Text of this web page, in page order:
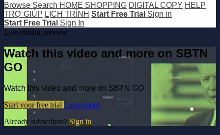
Browse Search HOME SHOPPING DIGITAL COPY HELP
TRỢ GIÚP LỊCH TRÌNH Start Free Trial Sign in
Start Free Trial Sign In
Live stream preview
Watch this video and more on SBTN
GO
Watch this video and more on SBTN GO
Start your free trial Learn more
Already subscribed? Sign in